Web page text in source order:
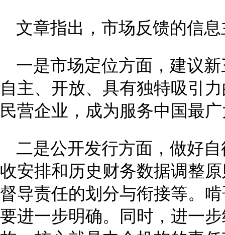
文章指出，市场反馈的信
一是市场定位方面，建议
自主、开放、具有独特吸引
民营企业，成为服务中国最
二是公开发行方面，做好
收安排和历史财务数据调整
督导责任的划分与衔接等。
要进一步明确。同时，进一